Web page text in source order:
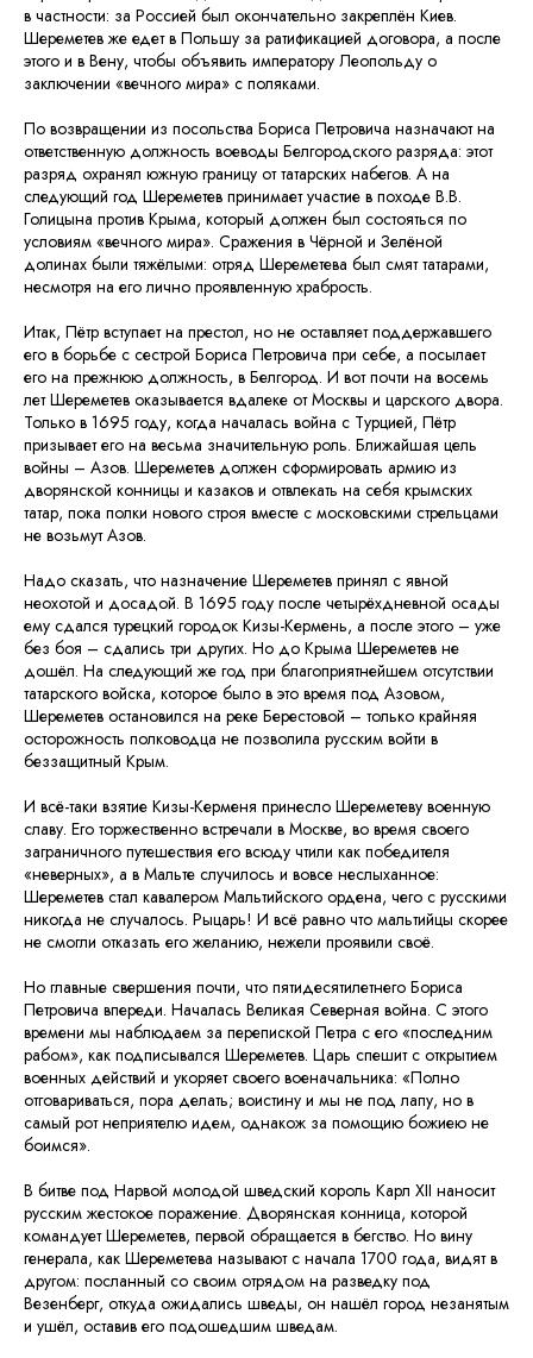
в частности: за Россией был окончательно закреплён Киев.
Шереметев же едет в Польшу за ратификацией договора, а после
этого и в Вену, чтобы объявить императору Леопольду о
заключении «вечного мира» с поляками.
По возвращении из посольства Бориса Петровича назначают на
ответственную должность воеводы Белгородского разряда: этот
разряд охранял южную границу от татарских набегов. А на
следующий год Шереметев принимает участие в походе В.В.
Голицына против Крыма, который должен был состояться по
условиям «вечного мира». Сражения в Чёрной и Зелёной
долинах были тяжёлыми: отряд Шереметева был смят татарами,
несмотря на его лично проявленную храбрость.
Итак, Пётр вступает на престол, но не оставляет поддержавшего
его в борьбе с сестрой Бориса Петровича при себе, а посылает
его на прежнюю должность, в Белгород. И вот почти на восемь
лет Шереметев оказывается вдалеке от Москвы и царского двора.
Только в 1695 году, когда началась война с Турцией, Пётр
призывает его на весьма значительную роль. Ближайшая цель
войны – Азов. Шереметев должен сформировать армию из
дворянской конницы и казаков и отвлекать на себя крымских
татар, пока полки нового строя вместе с московскими стрельцами
не возьмут Азов.
Надо сказать, что назначение Шереметев принял с явной
неохотой и досадой. В 1695 году после четырёхдневной осады
ему сдался турецкий городок Кизы-Кермень, а после этого – уже
без боя – сдались три других. Но до Крыма Шереметев не
дошёл. На следующий же год при благоприятнейшем отсутствии
татарского войска, которое было в это время под Азовом,
Шереметев остановился на реке Берестовой – только крайняя
осторожность полководца не позволила русским войти в
беззащитный Крым.
И всё-таки взятие Кизы-Керменя принесло Шереметеву военную
славу. Его торжественно встречали в Москве, во время своего
заграничного путешествия его всюду чтили как победителя
«неверных», а в Мальте случилось и вовсе неслыханное:
Шереметев стал кавалером Мальтийского ордена, чего с русскими
никогда не случалось. Рыцарь! И всё равно что мальтийцы скорее
не смогли отказать его желанию, нежели проявили своё.
Но главные свершения почти, что пятидесятилетнего Бориса
Петровича впереди. Началась Великая Северная война. С этого
времени мы наблюдаем за перепиской Петра с его «последним
рабом», как подписывался Шереметев. Царь спешит с открытием
военных действий и укоряет своего военачальника: «Полно
отговариваться, пора делать; воистину и мы не под лапу, но в
самый рот неприятелю идем, однакож за помощию божиею не
боимся».
В битве под Нарвой молодой шведский король Карл XII наносит
русским жестокое поражение. Дворянская конница, которой
командует Шереметев, первой обращается в бегство. Но вину
генерала, как Шереметева называют с начала 1700 года, видят в
другом: посланный со своим отрядом на разведку под
Везенберг, откуда ожидались шведы, он нашёл город незанятым
и ушёл, оставив его подошедшим шведам.